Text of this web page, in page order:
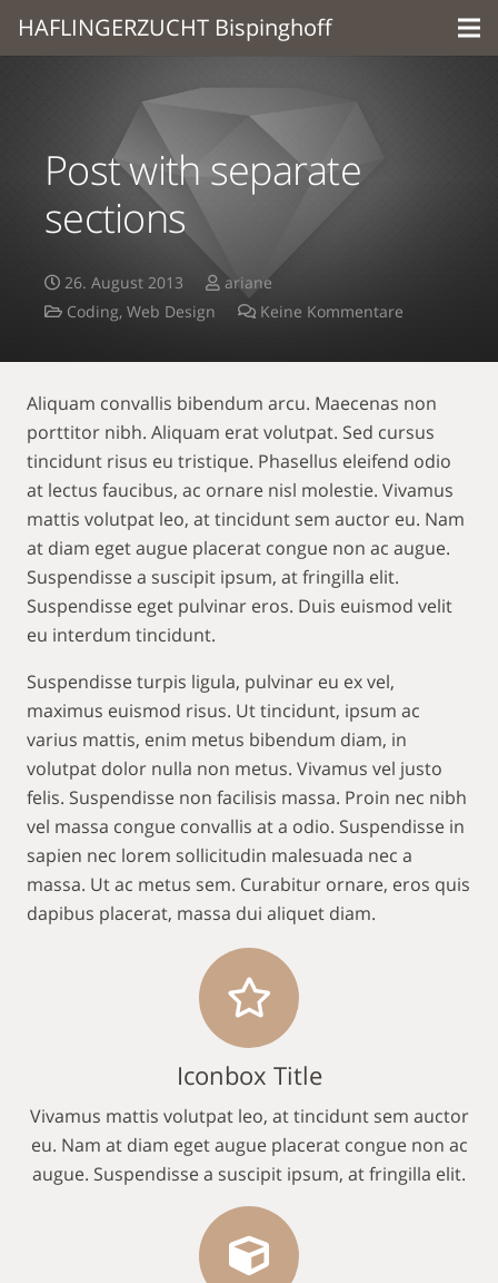
HAFLINGERZUCHT Bispinghoff
Post with separate
sections
26. August 2013
ariane
Coding,Web Design Keine Kommentare
Aliquam convallis bibendum arcu. Maecenas non
porttitor nibh. Aliquam erat volutpat. Sed cursus
tincidunt risus eu tristique. Phasellus eleifend odio
at lectus faucibus, ac ornare nisl molestie. Vivamus
mattis volutpat leo, at tincidunt sem auctor eu. Nam
at diam eget augue placerat congue non ac augue.
Suspendisse a suscipit ipsum, at fringilla elit.
Suspendisse eget pulvinar eros. Duis euismod velit
eu interdum tincidunt.
Suspendisse turpis ligula, pulvinar eu ex vel,
maximus euismod risus. Ut tincidunt, ipsum ac
varius mattis, enim metus bibendum diam, in
volutpat dolor nulla non metus. Vivamus vel justo
felis. Suspendisse non facilisis massa. Proin nec nibh
vel massa congue convallis at a odio. Suspendisse in
sapien nec lorem sollicitudin malesuada nec a
massa. Ut ac metus sem. Curabitur ornare, eros quis
dapibus placerat, massa dui aliquet diam.
Iconbox Title
Vivamus mattis volutpat leo, at tincidunt sem auctor
eu. Nam at diam eget augue placerat congue non ac
augue. Suspendisse a suscipit ipsum, at fringilla elit.